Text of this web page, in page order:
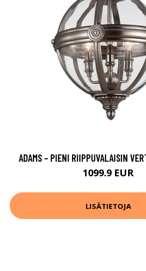
ADAMS – PIENI RIIPPUVALAISIN
1099.9 EUR
LISÄTIETOJA